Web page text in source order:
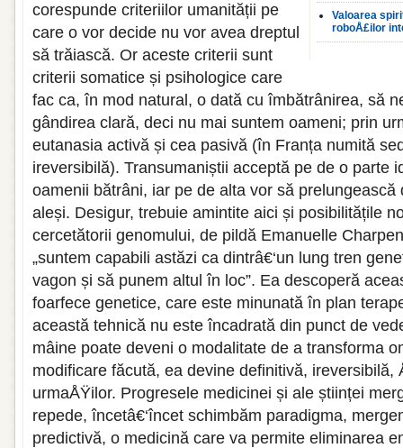
Valoarea
roboÅ£ilor
corespunde criteriilor umanității pe
care o vor decide nu vor avea dreptul
să trăiască. Or aceste criterii sunt
criterii somatice și psihologice care
fac ca, în mod natural, o dată cu îmbătrânirea, să
gândirea clară, deci nu mai suntem oameni; prin
eutanasia activă și cea pasivă (în Franța numită
ireversibilă). Transumaniștii acceptă pe de o parte
oamenii bătrâni, iar pe de alta vor să prelungească
aleși. Desigur, trebuie amintite aici și posibilitățile
cercetătorii genomului, de pildă Emanuelle
„suntem capabili astăzi ca dintrâ€‘un lung tren
vagon și să punem altul în loc”. Ea descoperă
foarfece genetice, care este minunată în plan
această tehnică nu este încadrată din punct de
mâine poate deveni o modalitate de a transforma
modificare făcută, ea devine definitivă, ireversibilă,
urmaÅŸilor. Progresele medicinei și ale științei
repede, încetâ€‘încet schimbăm paradigma,
predictivă, o medicină care va permite eliminarea